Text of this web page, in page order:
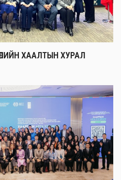
ХААЛТЫН ХУРАЛ